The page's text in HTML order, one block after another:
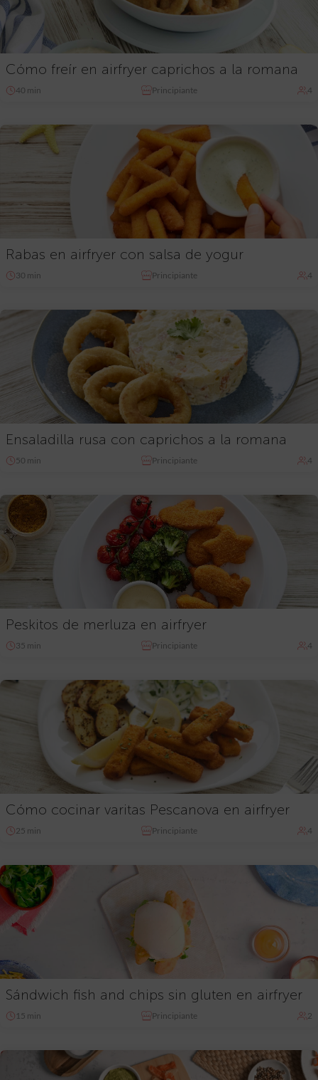
Cómo freír en airfryer caprichos a la romana
40 min Principiante 4
Rabas en airfryer con salsa de yogur
30 min Principiante 4
Ensaladilla rusa con caprichos a la romana
50 min Principiante 4
Peskitos de merluza en airfryer
35 min Principiante 4
Cómo cocinar varitas Pescanova en airfryer
25 min Principiante 4
Sándwich fish and chips sin gluten en airfryer
15 min Principiante 2